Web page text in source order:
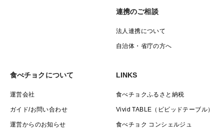
江戸時代から学び、百姓として地域創生に挑戦！
私たちは南信州辰野町横川でお米作りをしています。中
ていきたいと考えています。
江戸時代の農法や自然栽培の知恵を学び、地域プラン
ナーとしての役割も担っています。また、里山の魅力を
連携のご相談
法人連携について
自治体・省庁の方へ
食べチョクについて
運営会社
ガイド/お問い合わせ
運営からのお知らせ
LINKS
食べチョクふるさと納税
Vivid TABLE（ビビッドテーブル）
食べチョク コンシェルジュ